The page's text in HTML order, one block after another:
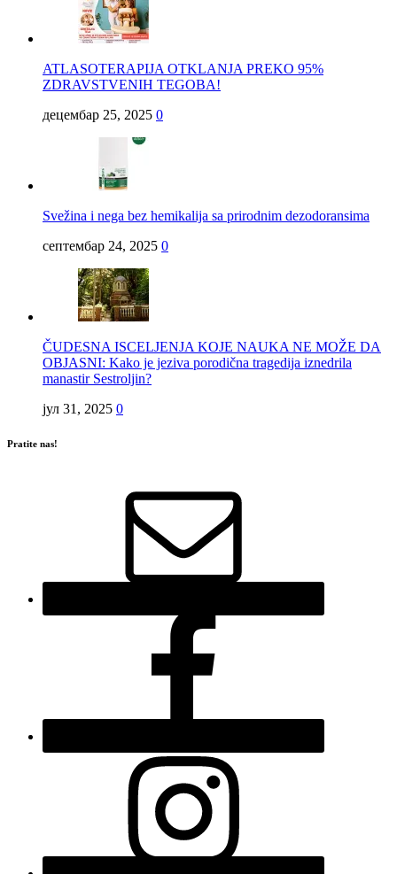
ATLASOTERAPIJA OTKLANJA PREKO 95%
ZDRAVSTVENIH TEGOBA!
децембар 25, 2025 0
Svežina i nega bez hemikalija sa prirodnim dezodoransima
септембар 24, 2025 0
ČUDESNA ISCELJENJA KOJE NAUKA NE MOŽE DA
OBJASNI: Kako je jeziva porodična tragedija iznedrila
manastir Sestroljin?
јул 31, 2025 0
Pratite nas!